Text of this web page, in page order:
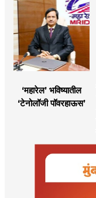
‘महारेल’ भविष्यातील
‘टेनोलॉजी पॉवरहाऊस’